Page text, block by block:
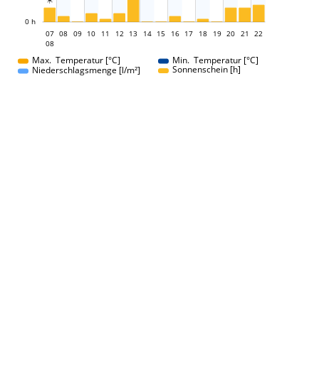
0 h
07
07
08
08 09 10 11 12 13 14 15 16 17 18 19 20 21 22
Max. Temperatur [°C]
Min. Temperatur [°C]
Niederschlagsmenge [l/m²]
Sonnenschein [h]